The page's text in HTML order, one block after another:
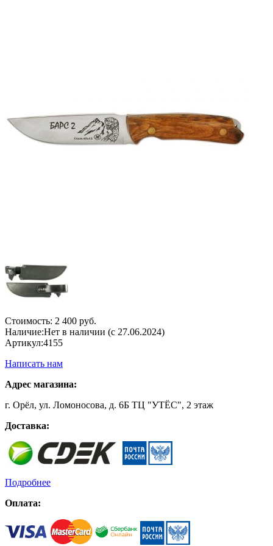
Стоимость: 2 400 руб.
Наличие:Нет в наличии (с 27.06.2024)
Артикул:4155
Написать нам
Адрес магазина:
г. Орёл, ул. Ломоносова, д. 6Б ТЦ "УТЁС", 2 этаж
Доставка:
Подробнее
Оплата: